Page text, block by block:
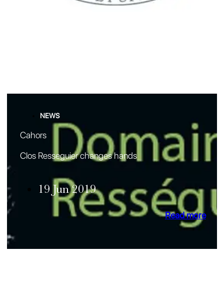
NEWS
Cahors
Clos Resseguier changes hands
19 Jun 2019
Read more